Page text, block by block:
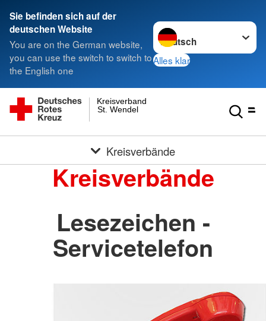
Sie befinden sich auf der
deutschen Website
You are on the German website,
you can use the switch to switch to
the English one
Sprache wechseln zu
Alles klar
St. Wendel
Kreisverband
Kreisverbände
Kreisverbände
Lesezeichen -
Servicetelefon